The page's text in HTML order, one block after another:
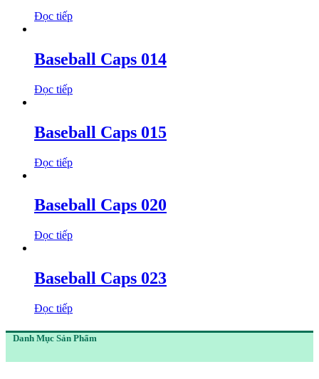
Đọc tiếp
Baseball Caps 014
Đọc tiếp
Baseball Caps 015
Đọc tiếp
Baseball Caps 020
Đọc tiếp
Baseball Caps 023
Đọc tiếp
Danh Mục Sản Phẩm